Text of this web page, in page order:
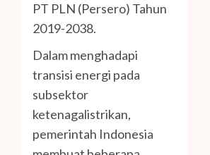
PT PLN (Persero) Tahun
2019-2038.
Dalam menghadapi
transisi energi pada
subsektor
ketenagalistrikan,
pemerintah Indonesia